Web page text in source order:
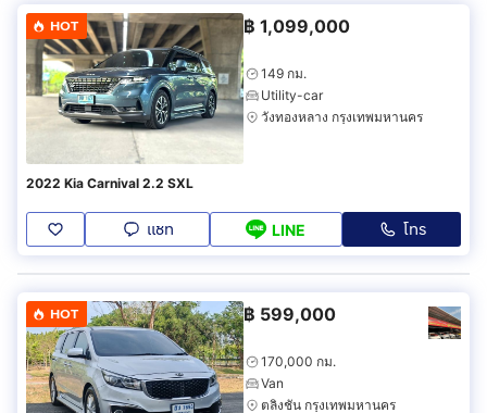
HOT ฿ 1,099,000
149 กม.
Utility-car
วังทองหลาง กรุงเทพมหานคร
2022 Kia Carnival 2.2 SXL
แชท LINE โทร
HOT ฿ 599,000
170,000 กม.
Van
ตลิ่งชัน กรุงเทพมหานคร